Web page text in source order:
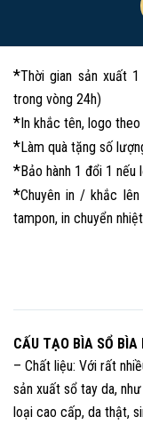
*Thời gian sản xuất
trong vòng 24h)
*In khắc tên, logo
*Làm quà tặng số
*Bảo hành 1 đổi 1 nếu
*Chuyên in / khắc
tampon, in chuyển
CẤU TẠO BÌA SỔ
– Chất liệu: Với rất
sản xuất sổ tay da,
loại cao cấp, da thật,